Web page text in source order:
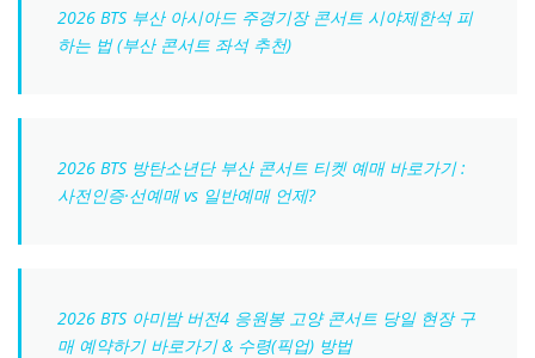
2026 BTS 부산 아시아드 주경기장 콘서트 시야제한석 피
하는 법 (부산 콘서트 좌석 추천)
2026 BTS 방탄소년단 부산 콘서트 티켓 예매 바로가기 :
사전인증·선예매 vs 일반예매 언제?
2026 BTS 아미밤 버전4 응원봉 고양 콘서트 당일 현장 구
매 예약하기 바로가기 & 수령(픽업) 방법